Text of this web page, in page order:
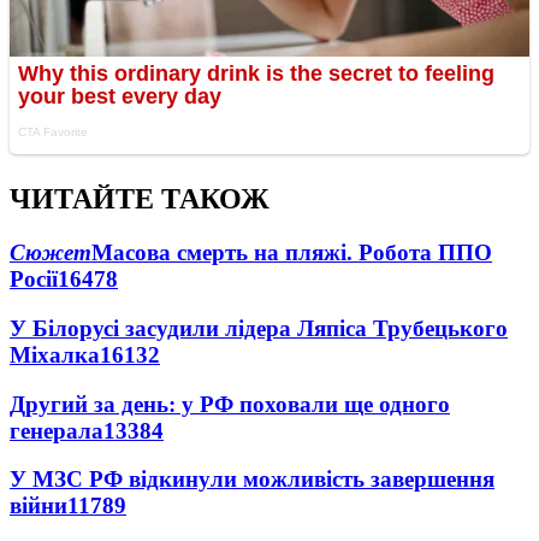
ЧИТАЙТЕ ТАКОЖ
СюжетМасова смерть на пляжі. Робота ППО
Росії16478
У Білорусі засудили лідера Ляпіса Трубецького
Міхалка16132
Другий за день: у РФ поховали ще одного
генерала13384
У МЗС РФ відкинули можливість завершення
війни11789